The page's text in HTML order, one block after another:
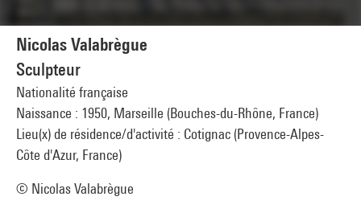
Nicolas Valabrègue
Sculpteur
Nationalité française
Naissance : 1950, Marseille (Bouches-du-Rhône, France)
Lieu(x) de résidence/d'activité : Cotignac (Provence-Alpes-
Côte d'Azur, France)
© Nicolas Valabrègue